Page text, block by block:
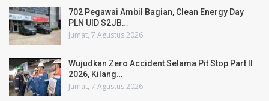
702 Pegawai Ambil Bagian, Clean Energy Day
PLN UID S2JB…
Jumat, 7 Agustus 2026
Wujudkan Zero Accident Selama Pit Stop Part II
2026, Kilang…
Jumat, 7 Agustus 2026